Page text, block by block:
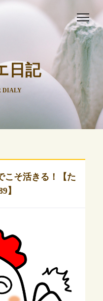
日記
DIALY
こそ活きる！【た
】